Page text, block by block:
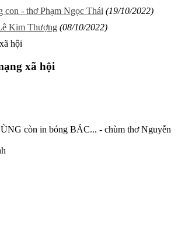
con - thơ Phạm Ngọc Thái (19/10/2022)
Kim Thượng (08/10/2022)
hội
xã hội